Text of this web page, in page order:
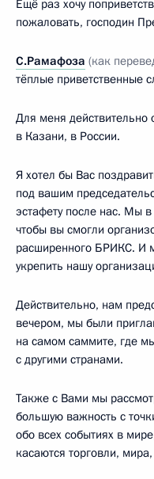
Ещё раз хочу
пожаловать, господин
С.Рамафоза (как
тёплые приветственные
Для меня действительно
в Казани, в России.
Я хотел бы Вас
под вашим
эстафету после нас. Мы
чтобы вы смогли
расширенного БРИКС. И
укрепить нашу
Действительно, нам
вечером, мы были
на самом саммите, где
с другими странами.
Также с Вами мы
большую важность с
обо всех событиях в
касаются торговли,